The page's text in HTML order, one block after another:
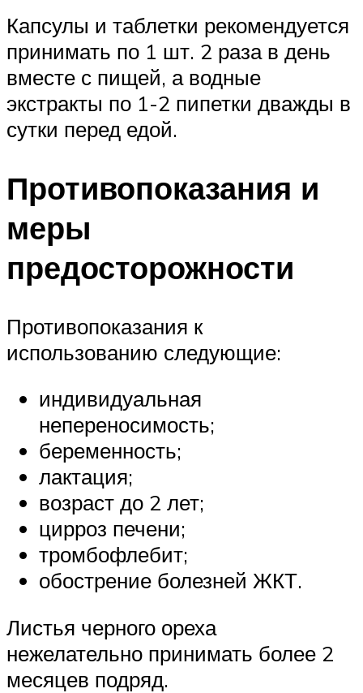
Капсулы и таблетки рекомендуется
принимать по 1 шт. 2 раза в день
вместе с пищей, а водные
экстракты по 1-2 пипетки дважды в
сутки перед едой.
Противопоказания и
меры
предосторожности
Противопоказания к
использованию следующие:
индивидуальная
непереносимость;
беременность;
лактация;
возраст до 2 лет;
цирроз печени;
тромбофлебит;
обострение болезней ЖКТ.
Листья черного ореха
нежелательно принимать более 2
месяцев подряд.